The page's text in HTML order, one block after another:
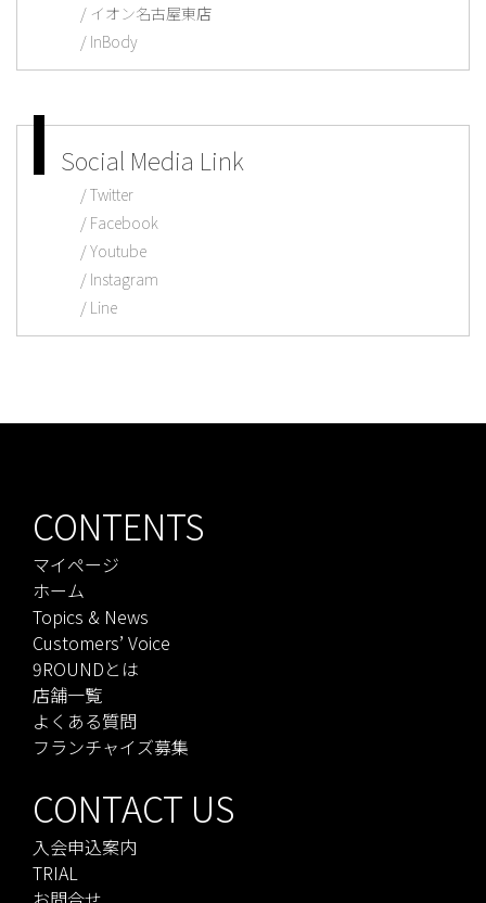
イオン名古屋東店
InBody
Social Media Link
Twitter
Facebook
Youtube
Instagram
Line
CONTENTS
マイページ
ホーム
Topics & News
Customers’ Voice
9ROUNDとは
店舗一覧
よくある質問
フランチャイズ募集
CONTACT US
入会申込案内
TRIAL